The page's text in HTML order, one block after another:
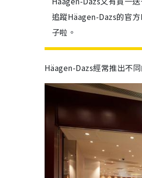
追蹤Häagen-Dazs的官
子啦。
Häagen-Dazs經常推出不